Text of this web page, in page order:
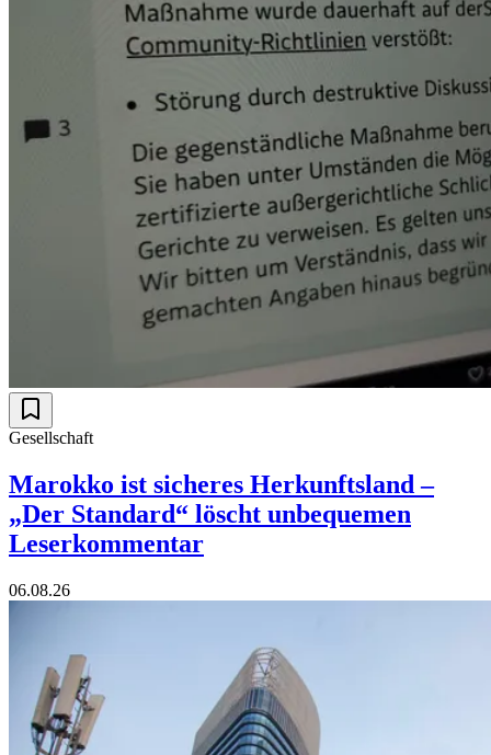
Gesellschaft
Marokko ist sicheres Herkunftsland –
„Der Standard“ löscht unbequemen
Leserkommentar
06.08.26